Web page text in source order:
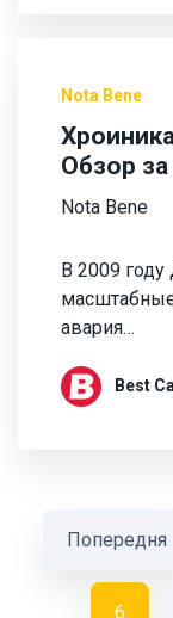
Nota Bene
Обзор
Nota Bene
В 2009
авария…
Best
Попередня
6